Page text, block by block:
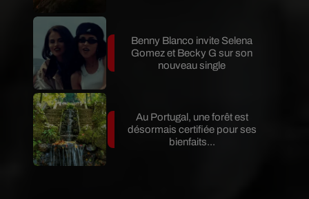
Benny Blanco invite Selena
Gomez et Becky G sur son
nouveau single
Au Portugal, une forêt est
désormais certifiée pour ses
bienfaits...